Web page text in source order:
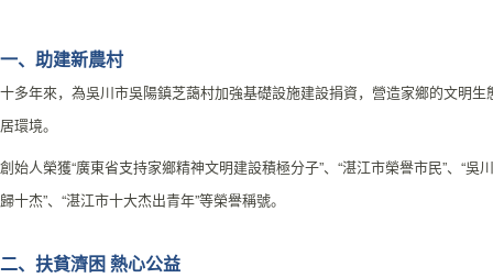
一、助建新農村
十多年來，為吳川市吳陽鎮芝藹村加強基礎設施建設捐資，營造家鄉的文明生
居環境。
創始人榮獲“廣東省支持家鄉精神文明建設積極分子”、“湛江市榮譽市民”、“吳
歸十杰”、“湛江市十大杰出青年”等榮譽稱號。
二、扶貧濟困 熱心公益